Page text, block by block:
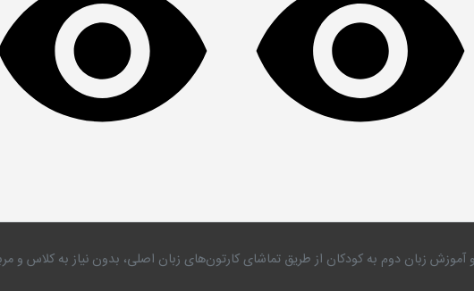
آموزش زبان دوم به کودکان از طریق تماشای کارتون‌های زبان اصلی، بدون نیاز به کلاس